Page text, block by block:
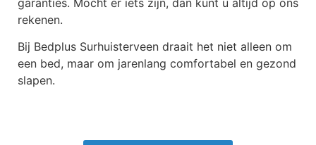
rekenen.
Bij Bedplus Surhuisterveen draait het niet alleen om
een bed, maar om jarenlang comfortabel en gezond
slapen.